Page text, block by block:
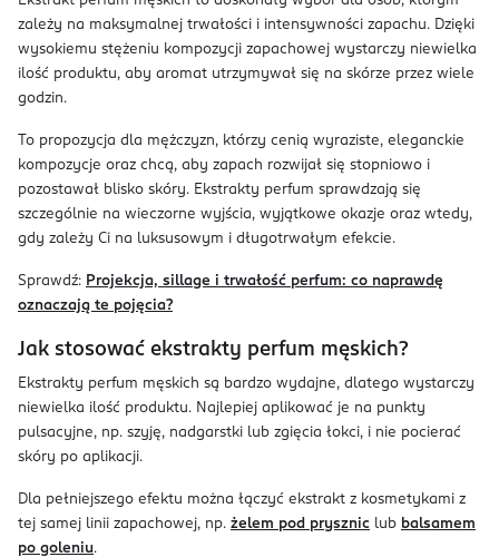
zależy na maksymalnej trwałości i intensywności zapachu. Dzięki
wysokiemu stężeniu kompozycji zapachowej wystarczy niewielka
ilość produktu, aby aromat utrzymywał się na skórze przez wiele
godzin.
To propozycja dla mężczyzn, którzy cenią wyraziste, eleganckie
kompozycje oraz chcą, aby zapach rozwijał się stopniowo i
pozostawał blisko skóry. Ekstrakty perfum sprawdzają się
szczególnie na wieczorne wyjścia, wyjątkowe okazje oraz wtedy,
gdy zależy Ci na luksusowym i długotrwałym efekcie.
Sprawdź: Projekcja, sillage i trwałość perfum: co naprawdę
oznaczają te pojęcia?
Jak stosować ekstrakty perfum męskich?
Ekstrakty perfum męskich są bardzo wydajne, dlatego wystarczy
niewielka ilość produktu. Najlepiej aplikować je na punkty
pulsacyjne, np. szyję, nadgarstki lub zgięcia łokci, i nie pocierać
skóry po aplikacji.
Dla pełniejszego efektu można łączyć ekstrakt z kosmetykami z
tej samej linii zapachowej, np. żelem pod prysznic lub balsamem
po goleniu.